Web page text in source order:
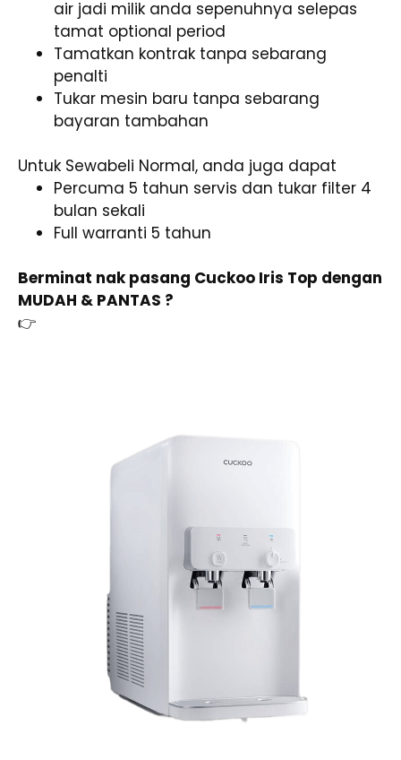
air jadi milik anda sepenuhnya selepas
tamat optional period
Tamatkan kontrak tanpa sebarang
penalti
Tukar mesin baru tanpa sebarang
bayaran tambahan
Untuk Sewabeli Normal, anda juga dapat
Percuma 5 tahun servis dan tukar filter 4
bulan sekali
Full warranti 5 tahun
Berminat nak pasang Cuckoo Iris Top dengan
MUDAH & PANTAS ?
👉